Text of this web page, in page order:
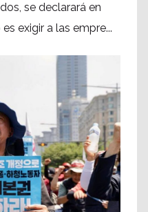
se declarará en
exigir a las empre...